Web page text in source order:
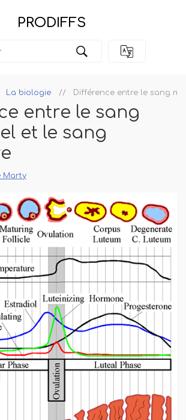
PRODIFFS
La biologie Différence entre le sang
entre le sang
et le sang
Marty